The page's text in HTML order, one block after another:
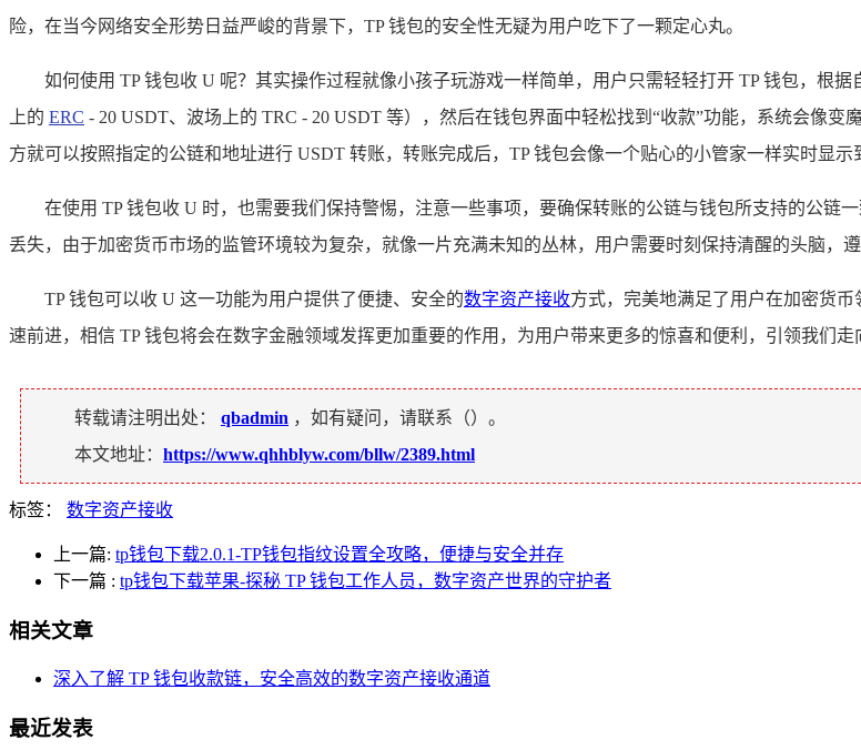
险，在当今网络安全形势日益严峻的背景下，TP 钱包的安全性无疑为用户吃下了一颗定心丸。
如何使用 TP 钱包收 U 呢？其实操作过程就像小孩子玩游戏一样简单，用户只需轻轻打开 TP 钱包，根
上的 ERC - 20 USDT、波场上的 TRC - 20 USDT 等），然后在钱包界面中轻松找到“收款”功能，系统会像
方就可以按照指定的公链和地址进行 USDT 转账，转账完成后，TP 钱包会像一个贴心的小管家一样实时显
在使用 TP 钱包收 U 时，也需要我们保持警惕，注意一些事项，要确保转账的公链与钱包所支持的公链
丢失，由于加密货币市场的监管环境较为复杂，就像一片充满未知的丛林，用户需要时刻保持清醒的头脑，
TP 钱包可以收 U 这一功能为用户提供了便捷、安全的数字资产接收方式，完美地满足了用户在加密货
速前进，相信 TP 钱包将会在数字金融领域发挥更加重要的作用，为用户带来更多的惊喜和便利，引领我们走
转载请注明出处： qbadmin ，如有疑问，请联系（）。
本文地址： https://www.qhhblyw.com/bllw/2389.html
标签： 数字资产接收
上一篇: tp钱包下载2.0.1-TP钱包指纹设置全攻略，便捷与安全并存
下一篇 : tp钱包下载苹果-探秘 TP 钱包工作人员，数字资产世界的守护者
相关文章
深入了解 TP 钱包收款链，安全高效的数字资产接收通道
最近发表